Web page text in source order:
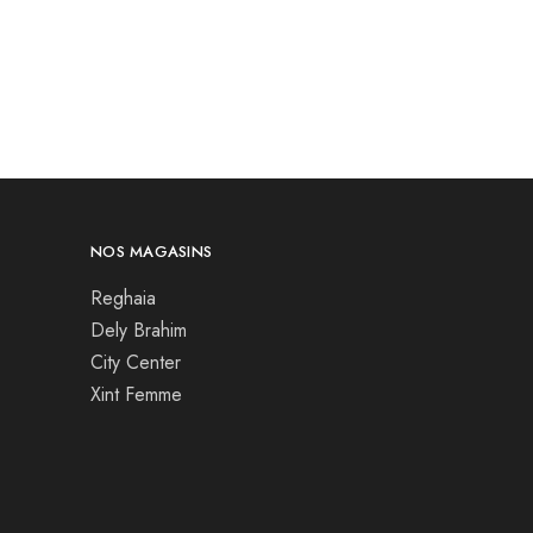
NOS MAGASINS
Reghaia
Dely Brahim
City Center
Xint Femme